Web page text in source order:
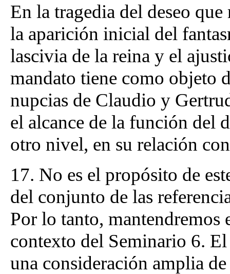
En la tragedia del deseo que
la aparición inicial del
lascivia de la reina y el
mandato tiene como objeto
nupcias de Claudio y
el alcance de la función del
otro nivel, en su relación
17. No es el propósito de
del conjunto de las
Por lo tanto, mantendremos
contexto del Seminario 6.
una consideración amplia